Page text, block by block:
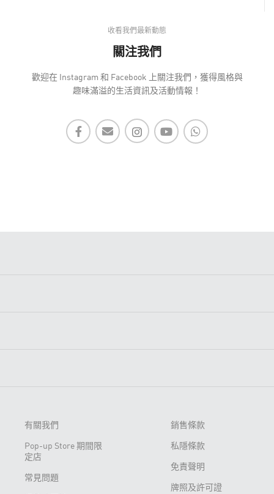
收看我們最新動態
關注我們
歡迎在 Instagram 和 Facebook 上關注我們，獲得風格與
趣味滿溢的生活資訊及活動情報！
有關我們
Pop-up Store 期間限
定店
常見問題
銷售條款
私隱條款
免責聲明
牌照及許可證